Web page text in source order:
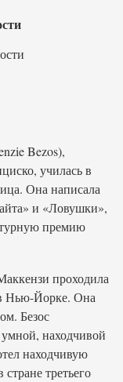
Bezos),
училась в
Она написала
и «Ловушки»,
премию
проходила
Нью-Йорке. Она
Безос
находчивой
находчивую
третьего